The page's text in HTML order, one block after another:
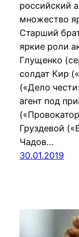
российский
множество
Старший
яркие роли
Глущенко
солдат Кир
(«Дело
агент под
Груздевой
Чадов…
30.01.2019